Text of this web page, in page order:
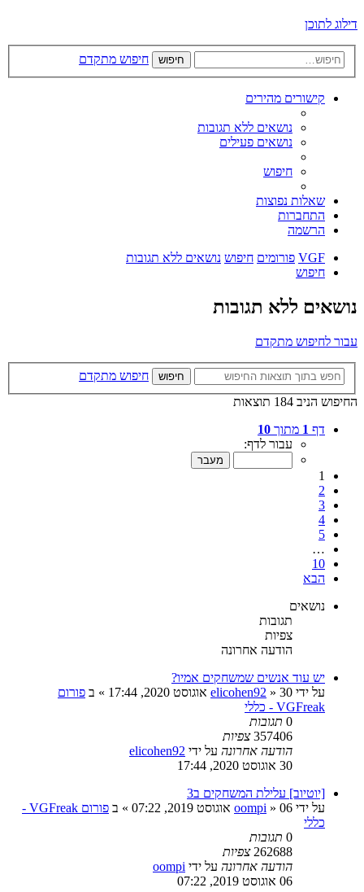
דילוג לתוכן
חיפוש חיפוש מתקדם
קישורים מהירים
נושאים ללא תגובות
נושאים פעילים
חיפוש
שאלות נפוצות
התחברות
הרשמה
VGF פורומים חיפוש נושאים ללא תגובות
חיפוש
נושאים ללא תגובות
עבור לחיפוש מתקדם
חיפוש
חיפוש מתקדם
החיפוש הניב 184 תוצאות
דף 1 מתוך 10
עבור לדף:
1
2
3
4
5
…
10
הבא
נושאים
תגובות
צפיות
הודעה אחרונה
יש עוד אנשים שמשחקים אמיו?
על ידי
elicohen92 » 30 אוגוסט 2020, 17:44 » ב פורום
VGFreak - כללי
0 תגובות
357406 צפיות
הודעה אחרונה על ידי elicohen92
30 אוגוסט 2020, 17:44
[יוטיוב] עלילת המשחקים ב3
על ידי
oompi » 06 אוגוסט 2019, 07:22 » ב
פורום VGFreak -
כללי
0 תגובות
262688 צפיות
הודעה אחרונה על ידי oompi
06 אוגוסט 2019, 07:22